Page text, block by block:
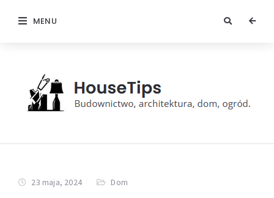
MENU
23 maja, 2024 Dom